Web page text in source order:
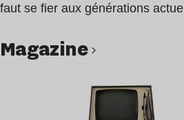
faut se fier aux générations
magazine